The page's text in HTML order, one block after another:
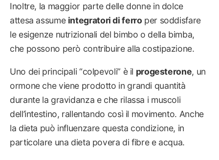
Inoltre, la maggior parte delle donne in dolce
attesa assume integratori di ferro per soddisfare
le esigenze nutrizionali del bimbo o della bimba,
che possono però contribuire alla costipazione.
Uno dei principali “colpevoli” è il progesterone, un
ormone che viene prodotto in grandi quantità
durante la gravidanza e che rilassa i muscoli
dell’intestino, rallentando così il movimento. Anche
la dieta può influenzare questa condizione, in
particolare una dieta povera di fibre e acqua.